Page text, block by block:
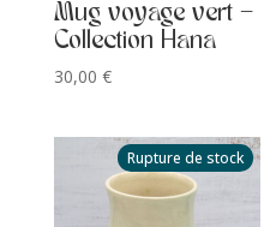
Mug voyage vert –
Collection Hana
30,00 €
Rupture de stock